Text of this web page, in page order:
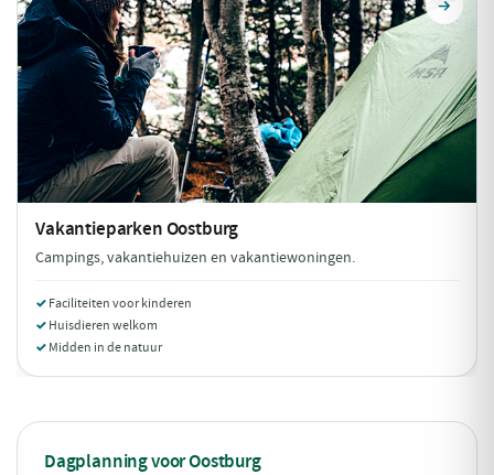
VakantieparkenOostburg
Campings, vakantiehuizen en vakantiewoningen.
Faciliteiten voor kinderen
Huisdieren welkom
Midden in de natuur
Dagplanning voor Oostburg